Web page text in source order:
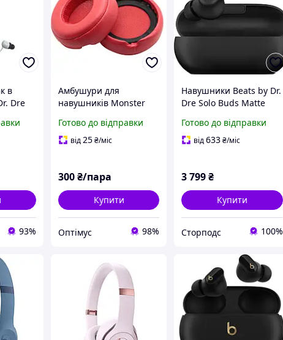
в
Dre
93%
Амбушури для
навушників Monster
RED
Готово до відправки
від25₴/міс
300₴/пара
Купити
Оптімус 98%
Навушники Beats by Dr.
Dre Solo Buds Matte
Готово до відправки
від633₴/міс
3 799₴
Купити
Сторподс 100%